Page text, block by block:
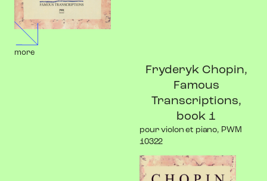
more
Fryderyk Chopin,
Famous
Transcriptions,
book 1
pour violon et piano, PWM
10322